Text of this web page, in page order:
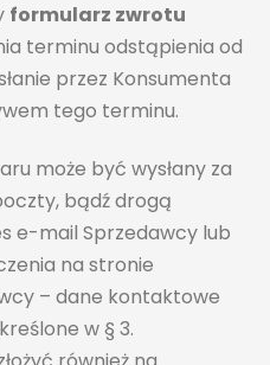
formularz zwrotu
terminu odstąpienia od
przez Konsumenta
tego terminu.
może być wysłany za
bądź drogą
e-mail Sprzedawcy lub
na stronie
– dane kontaktowe
w § 3.